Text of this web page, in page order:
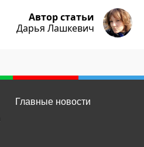
Автор статьи
Дарья Лашкевич
Главные новости